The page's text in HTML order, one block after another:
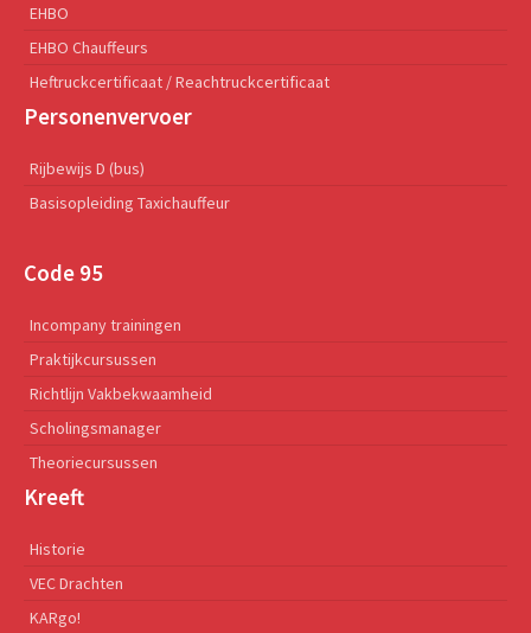
EHBO
EHBO Chauffeurs
Heftruckcertificaat / Reachtruckcertificaat
Personenvervoer
Rijbewijs D (bus)
Basisopleiding Taxichauffeur
Code 95
Incompany trainingen
Praktijkcursussen
Richtlijn Vakbekwaamheid
Scholingsmanager
Theoriecursussen
Kreeft
Historie
VEC Drachten
KARgo!